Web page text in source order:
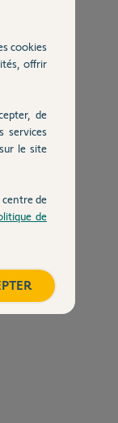
cookies
offrir
de
services
le site
de
de